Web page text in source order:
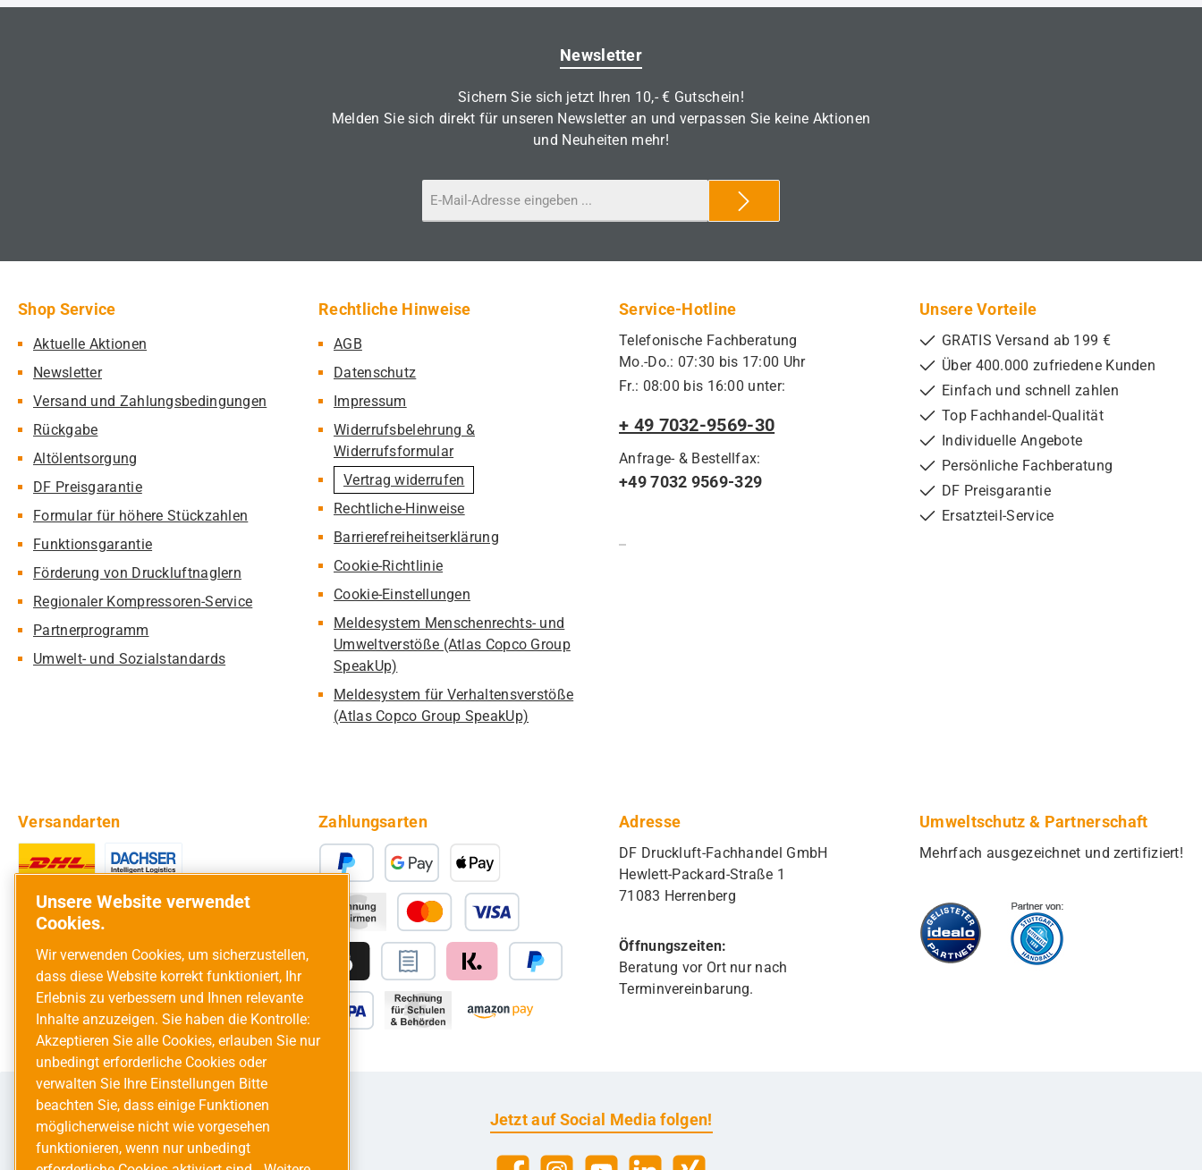
Newsletter
Sichern Sie sich jetzt Ihren 10,- € Gutschein!
Melden Sie sich direkt für unseren Newsletter an und verpassen Sie keine Aktionen
und Neuheiten mehr!
Service-Hotline
Telefonische Fachberatung
Mo.-Do.: 07:30 bis 17:00 Uhr
Fr.: 08:00 bis 16:00 unter:
+ 49 7032-9569-30
Anfrage- & Bestellfax:
+49 7032 9569-329
Shop Service
Aktuelle Aktionen
Newsletter
Versand und Zahlungsbedingungen
Rückgabe
Altölentsorgung
DF Preisgarantie
Formular für höhere Stückzahlen
Funktionsgarantie
Förderung von Druckluftnaglern
Regionaler Kompressoren-Service
Partnerprogramm
Umwelt- und Sozialstandards
Rechtliche Hinweise
AGB
Datenschutz
Impressum
Widerrufsbelehrung &
Widerrufsformular
Vertrag widerrufen
Rechtliche-Hinweise
Barrierefreiheitserklärung
Cookie-Richtlinie
Cookie-Einstellungen
Meldesystem Menschenrechts- und
Umweltverstöße (Atlas Copco Group
SpeakUp)
Meldesystem für Verhaltensverstöße
(Atlas Copco Group SpeakUp)
Unsere Vorteile
GRATIS Versand ab 199 €
Über 400.000 zufriedene Kunden
Einfach und schnell zahlen
Top Fachhandel-Qualität
Individuelle Angebote
Persönliche Fachberatung
DF Preisgarantie
Ersatzteil-Service
Versandarten Zahlungsarten Adresse
DF Druckluft-Fachhandel GmbH
Hewlett-Packard-Straße 1
71083 Herrenberg
Öffnungszeiten:
Beratung vor Ort nur nach
Terminvereinbarung.
Umweltschutz & Partnerschaft
Mehrfach ausgezeichnet und zertifiziert!
Jetzt auf Social Media folgen!
Unsere Website verwendet
Cookies.
Wir verwenden Cookies, um sicherzustellen,
dass diese Website korrekt funktioniert, Ihr
Erlebnis zu verbessern und Ihnen relevante
Inhalte anzuzeigen. Sie haben die Kontrolle:
Akzeptieren Sie alle Cookies, erlauben Sie nur
unbedingt erforderliche Cookies oder
verwalten Sie Ihre Einstellungen Bitte
beachten Sie, dass einige Funktionen
möglicherweise nicht wie vorgesehen
funktionieren, wenn nur unbedingt